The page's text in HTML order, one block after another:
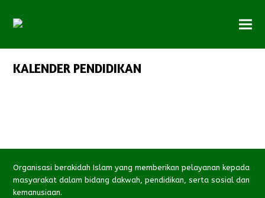
KALENDER PENDIDIKAN
Organisasi berakidah Islam yang memberikan pelayanan kepada
masyarakat dalam bidang dakwah, pendidikan, serta sosial dan
kemanusiaan.